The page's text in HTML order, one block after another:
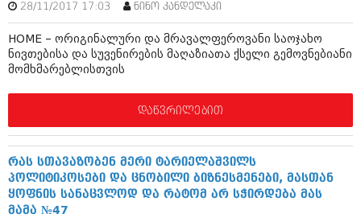
28/11/2017 17:03 ნინო კანდელაკი
HOME – ორიგინალური და მრავალფეროვანი საოჯახო
ნივთებისა და სუვენირების მაღაზიათა ქსელი გემოვნებიანი
მომხმარებლისთვის
დაწვრილებით
რას სთავაზობენ მერი ტარიელაშვილს
პოლიტიკოსები და ცნობილი ბიზნესმენები, მასთან
ყოფნის სანაცვლოდ და რატომ არ სჭირდება მას
მამა №47